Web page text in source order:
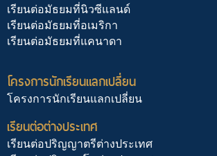
เรียนต่อมัธยมที่นิวซีแลนด์
เรียนต่อมัธยมที่อเมริกา
เรียนต่อมัธยมที่แคนาดา
โครงการนักเรียนแลกเปลี่ยน
โครงการนักเรียนแลกเปลี่ยน
เรียนต่อต่างประเทศ
เรียนต่อปริญญาตรีต่างประเทศ